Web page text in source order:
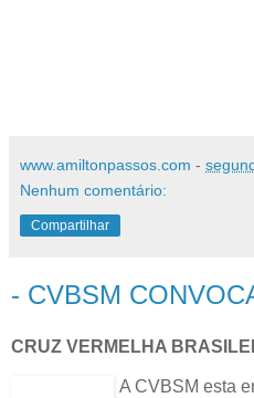
www.amiltonpassos.com -
Nenhum comentário:
Compartilhar
- CVBSM
CRUZ VERMELHA
A CVBSM esta